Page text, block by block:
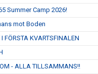
Summer Camp 2026!
mot Boden
FÖRSTA KVARTSFINALEN
- ALLA TILLSAMMANS!!